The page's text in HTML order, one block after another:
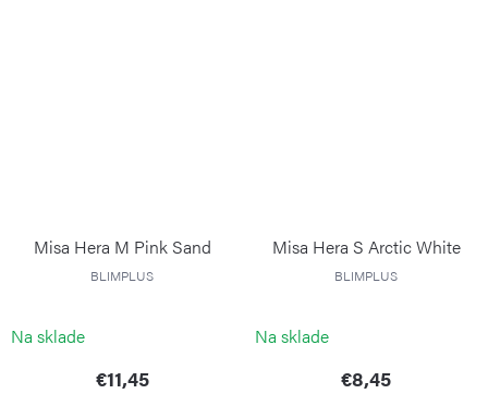
Misa Hera M Pink Sand
BLIMPLUS
Na sklade
€11,45
Misa Hera S Arctic White
BLIMPLUS
Na sklade
€8,45